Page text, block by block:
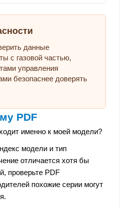
данные
с газовой частью,
управления
безопаснее доверять
PDF
именно к моей модели?
модели и тип
отличается хотя бы
проверьте PDF
похожие серии могут